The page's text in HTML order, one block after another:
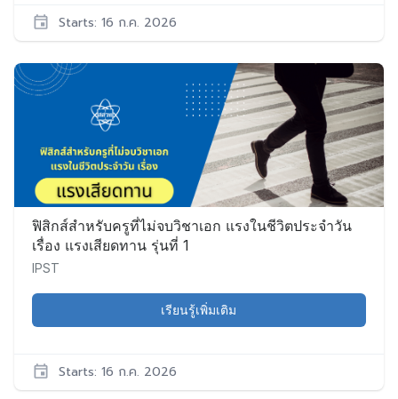
Starts: 16 ก.ค. 2026
IPST
Sci022
16
ก.ค.
2026
ฟิสิกส์สำหรับครูที่ไม่จบวิชาเอก แรงในชีวิตประจำวัน
เรื่อง แรงเสียดทาน รุ่นที่ 1
IPST
เรียนรู้เพิ่มเติม
Starts: 16 ก.ค. 2026